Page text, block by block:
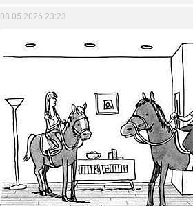
08.05.2026 23:23